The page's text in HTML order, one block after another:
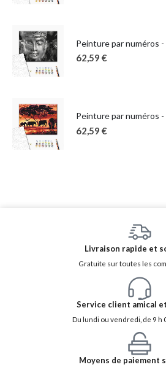
62,59 €
Peinture par numéros -
62,59 €
Livraison rapide et
Gratuite sur toutes les
Service client amical
Du lundi ou vendredi, de 9 h
Moyens de paiement